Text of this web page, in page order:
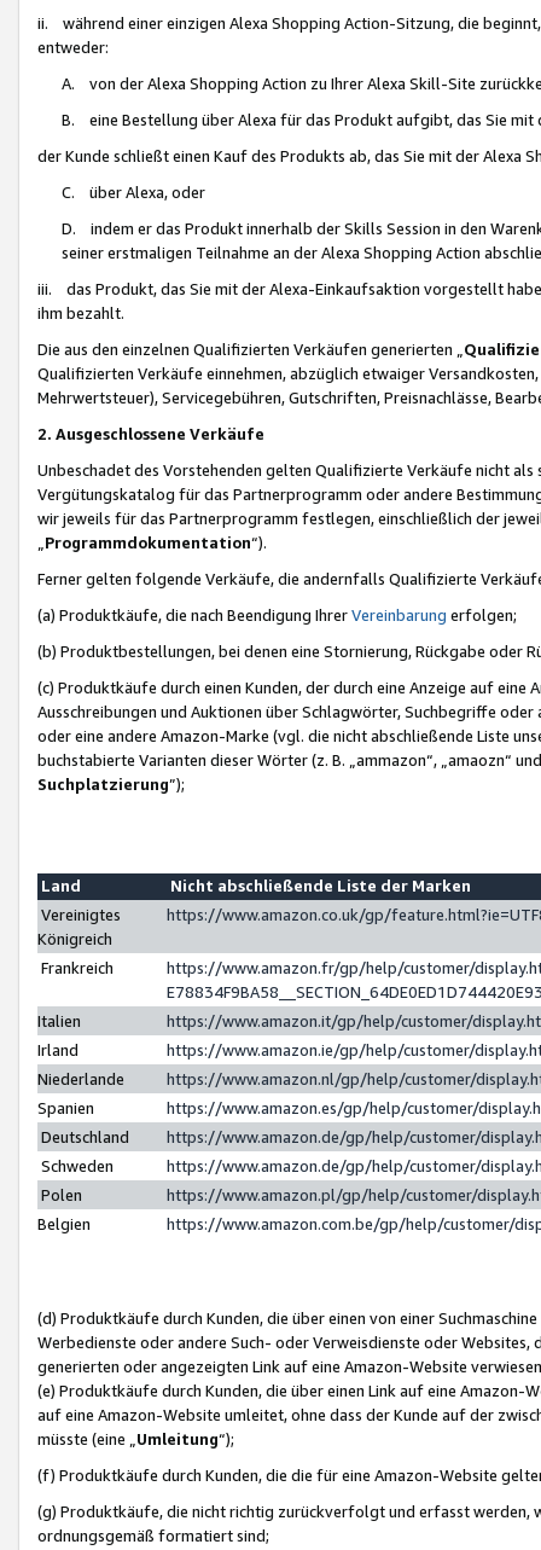
ii. während einer einzigen Alexa Shopping Action-Sitzung, die
entweder:
A. von der Alexa Shopping Action zu Ihrer Alexa Skill-Site
B. eine Bestellung über Alexa für das Produkt aufgibt, das Sie mit
der Kunde schließt einen Kauf des Produkts ab, das Sie mit der Alexa
C. über Alexa, oder
D. indem er das Produkt innerhalb der Skills Session in den
seiner erstmaligen Teilnahme an der Alexa Shopping Action
iii. das Produkt, das Sie mit der Alexa-Einkaufsaktion vorgestellt
ihm bezahlt.
Die aus den einzelnen Qualifizierten Verkäufen generierten „
Qualifizierten Verkäufe einnehmen, abzüglich etwaiger
Mehrwertsteuer), Servicegebühren, Gutschriften, Preisnachlässe,
2. Ausgeschlossene Verkäufe
Unbeschadet des Vorstehenden gelten Qualifizierte Verkäufe nicht
Vergütungskatalog für das Partnerprogramm oder andere
wir jeweils für das Partnerprogramm festlegen, einschließlich der
Programmdokumentation“).
Ferner gelten folgende Verkäufe, die andernfalls Qualifizierte
(a) Produktkäufe, die nach Beendigung IhrerVereinbarung erfolgen;
(b) Produktbestellungen, bei denen eine Stornierung, Rückgabe oder
(c) Produktkäufe durch einen Kunden, der durch eine Anzeige auf
Ausschreibungen und Auktionen über Schlagwörter, Suchbegriffe
oder eine andere Amazon-Marke (vgl. die nicht abschließende Liste
buchstabierte Varianten dieser Wörter (z. B. „ammazon“, „amaozn“
Suchplatzierung”);
Land
Nicht abschließende Liste der Marken
Vereinigtes
Königreich
https://www.amazon.co.uk/gp/
Frankreich
https://www.amazon.fr/gp/help/customer/
Italien
https://www.amazon.it/gp/help/customer/
Irland
https://www.amazon.ie/gp/help/customer/
Niederlande
https://www.amazon.nl/gp/help/customer/
Spanien
https://www.amazon.es/gp/help/customer/
Deutschland
https://www.amazon.de/gp/help/customer/
Schweden
https://www.amazon.de/gp/help/customer/
Polen
https://www.amazon.pl/gp/help/customer/
Belgien
https://www.amazon.com.be/gp/help/customer/
(d) Produktkäufe durch Kunden, die über einen von einer
Werbedienste oder andere Such- oder Verweisdienste oder Websites,
generierten oder angezeigten Link auf eine Amazon-Website
(e) Produktkäufe durch Kunden, die über einen Link auf eine
auf eine Amazon-Website umleitet, ohne dass der Kunde auf der
müsste (eine „ Umleitung“);
(f) Produktkäufe durch Kunden, die die für eine Amazon-Website
(g) Produktkäufe, die nicht richtig zurückverfolgt und erfasst werden,
ordnungsgemäß formatiert sind;